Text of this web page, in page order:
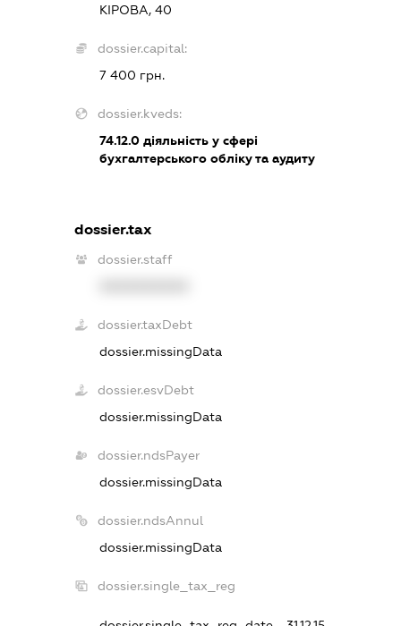
КІРОВА, 40
dossier.capital:
7 400 грн.
dossier.kveds:
74.12.0діяльність у сфері
бухгалтерського обліку та аудиту
dossier.tax
dossier.staff
dossier.taxDebt
dossier.missingData
dossier.esvDebt
dossier.missingData
dossier.ndsPayer
dossier.missingData
dossier.ndsAnnul
dossier.missingData
dossier.single_tax_reg